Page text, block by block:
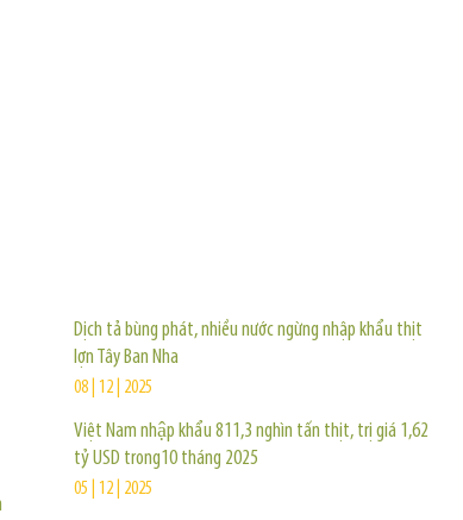
Dịch tả bùng phát, nhiều nước ngừng nhập khẩu thịt
lợn Tây Ban Nha
08 | 12 | 2025
Việt Nam nhập khẩu 811,3 nghìn tấn thịt, trị giá 1,62
tỷ USD trong10 tháng 2025
05 | 12 | 2025